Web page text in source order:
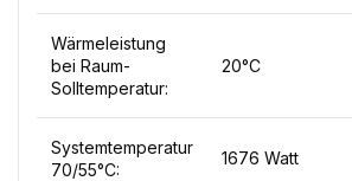
Wärmeleistung
bei Raum-
Solltemperatur:
20°C
Systemtemperatur
70/55°C:
1676 Watt